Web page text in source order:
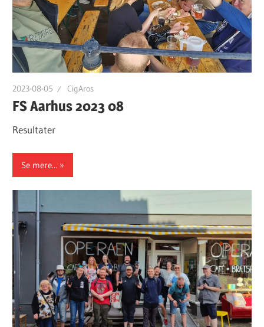
2023-08-05 CigAros
FS Aarhus 2023 08
Resultater
Se mere...